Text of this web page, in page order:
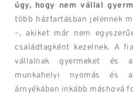
úgy, hogy nem vállal
több háztartásban jelennek
–, akiket már nem
családtagként kezelnek. A
vállalnak gyermeket és
munkahelyi nyomás és
árnyékában inkább máshová